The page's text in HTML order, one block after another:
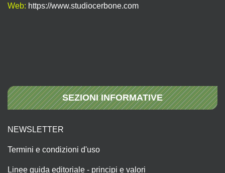
Web: https://www.studiocerbone.com
SEZIONI INFORMATIVE
NEWSLETTER
Termini e condizioni d'uso
Linee guida editoriale - principi e valori